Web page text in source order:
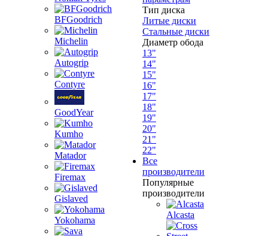
BFGoodrich
Michelin
Autogrip
Contyre
GoodYear
Kumho
Matador
Firemax
Gislaved
Yokohama
Тип диска
Литые диски
Стальные диски
Диаметр обода
13"
14"
15"
16"
17"
18"
19"
20"
21"
22"
Все
производители
Популярные
производители
Alcasta